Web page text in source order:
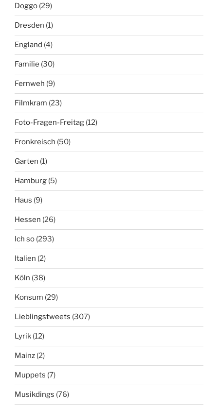
Doggo (29)
Dresden (1)
England (4)
Familie (30)
Fernweh (9)
Filmkram (23)
Foto-Fragen-Freitag (12)
Fronkreisch (50)
Garten (1)
Hamburg (5)
Haus (9)
Hessen (26)
Ich so (293)
Italien (2)
Köln (38)
Konsum (29)
Lieblingstweets (307)
Lyrik (12)
Mainz (2)
Muppets (7)
Musikdings (76)